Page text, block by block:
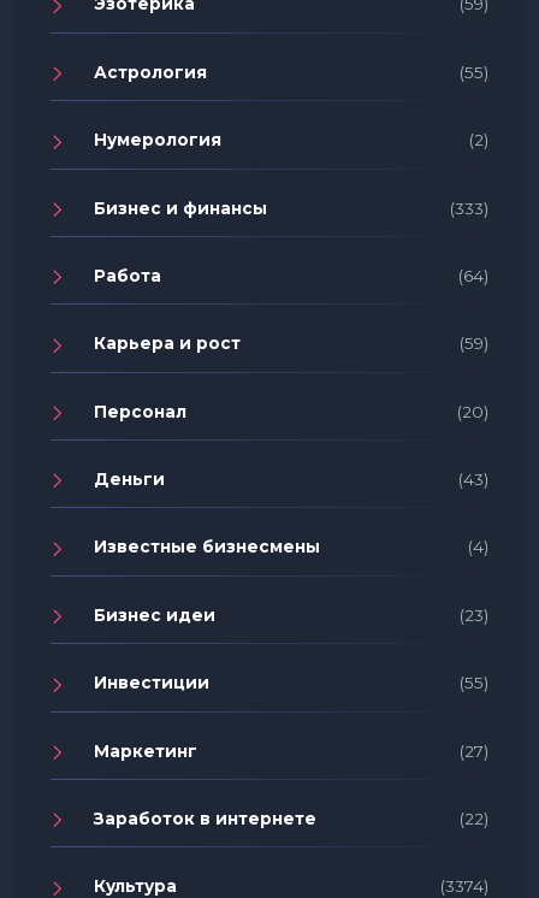
Эзотерика (59)
Астрология (55)
Нумерология (2)
Бизнес и финансы (333)
Работа (64)
Карьера и рост (59)
Персонал (20)
Деньги (43)
Известные бизнесмены (4)
Бизнес идеи (23)
Инвестиции (55)
Маркетинг (27)
Заработок в интернете (22)
Культура (3374)